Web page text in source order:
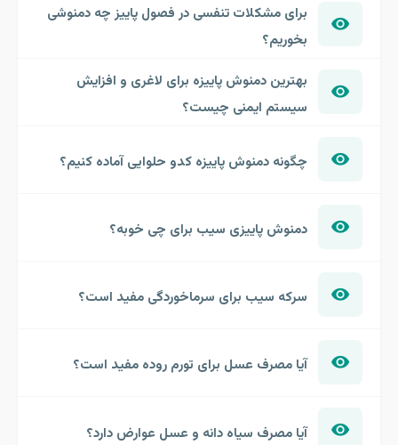
برای مشکلات تنفسی در فصول پاییز چه دمنوشی
بخوریم؟
بهترین دمنوش پاییزه برای لاغری و افزایش
سیستم ایمنی چیست؟
چگونه دمنوش پاییزه کدو حلوایی آماده کنیم؟
دمنوش پاییزی سیب برای چی خوبه؟
سرکه سیب برای سرماخوردگی مفید است؟
آیا مصرف عسل برای تورم روده مفید است؟
آیا مصرف سیاه دانه و عسل عوارض دارد؟